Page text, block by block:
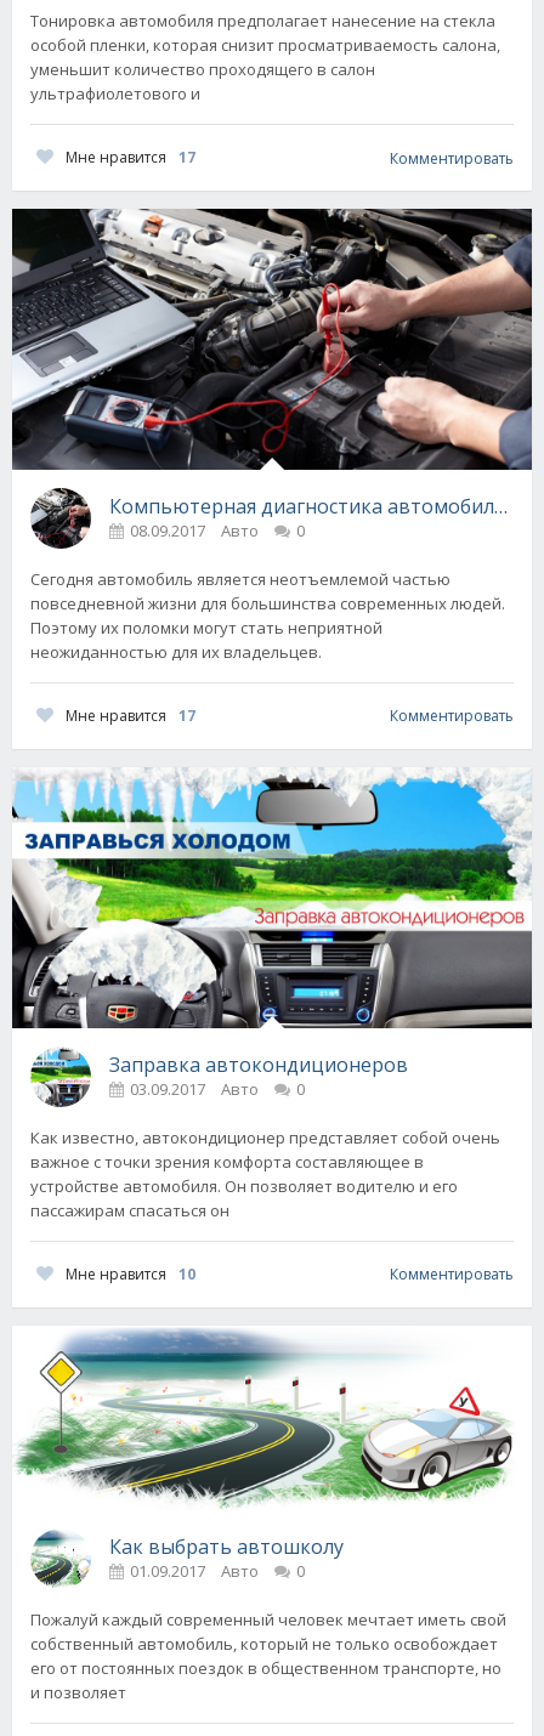
Тонировка автомобиля предполагает нанесение на стекла
особой пленки, которая снизит просматриваемость салона,
уменьшит количество проходящего в салон
ультрафиолетового и
Мне нравится 17 Комментировать
Компьютерная диагностика автомобилей
08.09.2017 Авто 0
Сегодня автомобиль является неотъемлемой частью
повседневной жизни для большинства современных людей.
Поэтому их поломки могут стать неприятной
неожиданностью для их владельцев.
Мне нравится 17 Комментировать
Заправка автокондиционеров
03.09.2017 Авто 0
Как известно, автокондиционер представляет собой очень
важное с точки зрения комфорта составляющее в
устройстве автомобиля. Он позволяет водителю и его
пассажирам спасаться он
Мне нравится 10 Комментировать
Как выбрать автошколу
01.09.2017 Авто 0
Пожалуй каждый современный человек мечтает иметь свой
собственный автомобиль, который не только освобождает
его от постоянных поездок в общественном транспорте, но
и позволяет